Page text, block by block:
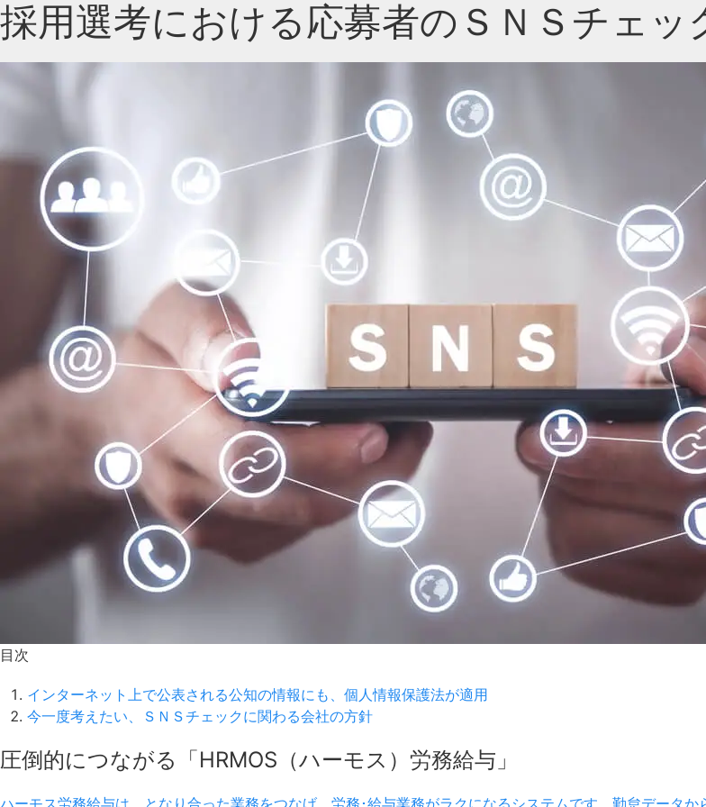
採用選考における応募者のＳＮＳチェッ
目次
インターネット上で公表される公知の情報にも、個人情報保護法が適用
今一度考えたい、ＳＮＳチェックに関わる会社の方針
圧倒的につながる「HRMOS（ハーモス）労務給与」